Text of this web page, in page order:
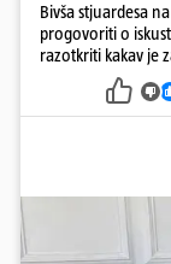
Bivša stjuardesa
progovoriti o
razotkriti kakav je